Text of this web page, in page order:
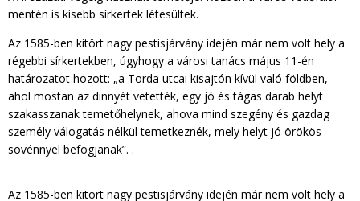
mentén is kisebb sírkertek létesültek.
Az 1585-ben kitört nagy pestisjárvány idején már nem volt hely a
régebbi sírkertekben, úgyhogy a városi tanács május 11-én
határozatot hozott: „a Torda utcai kisajtón kívül való földben,
ahol mostan az dinnyét vetették, egy jó és tágas darab helyt
szakasszanak temetőhelynek, ahova mind szegény és gazdag
személy válogatás nélkül temetkeznék, mely helyt jó örökös
sövénnyel befogjanak”. .
Az 1585-ben kitört nagy pestisjárvány idején már nem volt hely a